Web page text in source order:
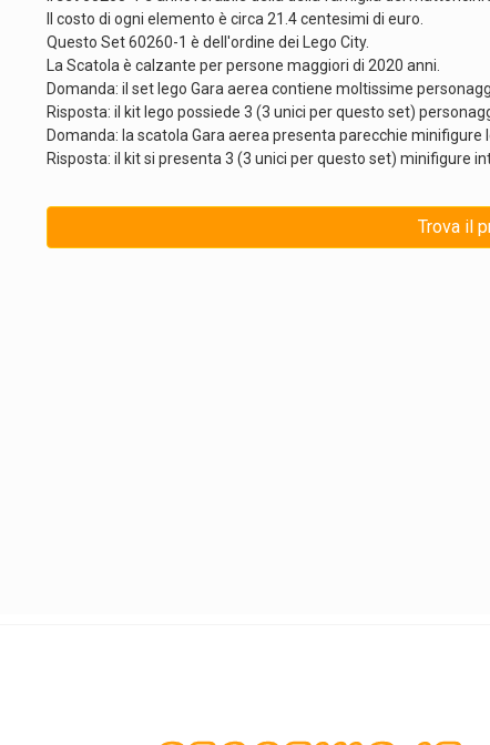
Il costo di ogni elemento è circa 21.4 centesimi di euro.
Questo Set 60260-1 è dell'ordine dei Lego City.
La Scatola è calzante per persone maggiori di 2020 anni.
Domanda: il set lego Gara aerea contiene moltissime
Risposta: il kit lego possiede 3 (3 unici per questo set)
Domanda: la scatola Gara aerea presenta parecchie
Risposta: il kit si presenta 3 (3 unici per questo set) minifigure
Trova il